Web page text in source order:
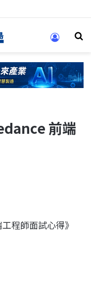
技專區!
前端
程師面試心得》